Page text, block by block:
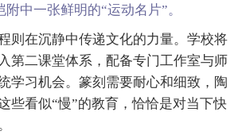
附中一张鲜明的“运动名片”。
在沉静中传递文化的力量。学校将
第二课堂体系，配备专门工作室与师
学习机会。篆刻需要耐心和细致，陶
些看似“慢”的教育，恰恰是对当下快